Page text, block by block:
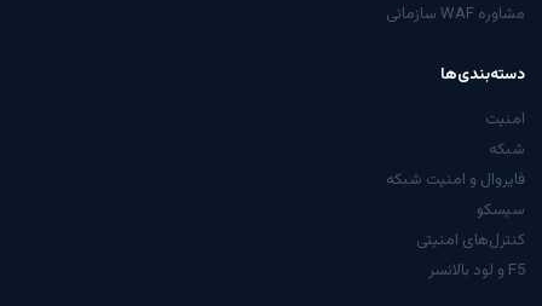
مشاوره WAF سازمانی
دسته‌بندی‌ها
امنیت
شبکه
فایروال و امنیت شبکه
سیسکو
کنترل‌های امنیتی
F5 و لود بالانسر